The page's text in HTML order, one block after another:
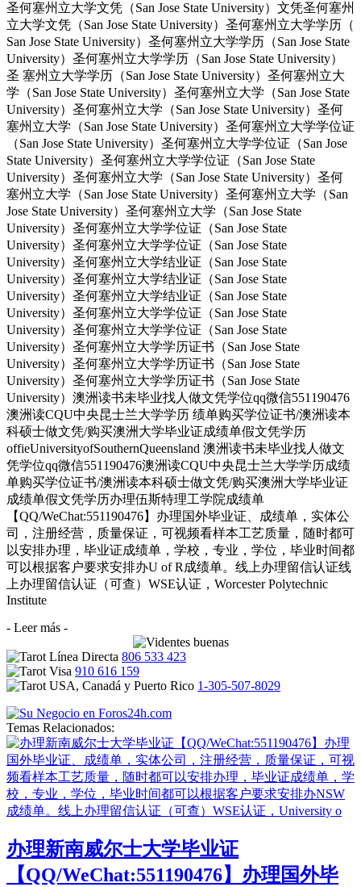
圣何塞州立大学文凭（San Jose State University）文凭圣何塞州
立大学文凭（San Jose State University）圣何塞州立大学学历（
San Jose State University）圣何塞州立大学学历（San Jose State
University）圣何塞州立大学学历（San Jose State University）
圣 塞州立大学学历（San Jose State University）圣何塞州立大
学（San Jose State University）圣何塞州立大学（San Jose State
University）圣何塞州立大学（San Jose State University）圣何
塞州立大学（San Jose State University）圣何塞州立大学学位证
（San Jose State University）圣何塞州立大学学位证（San Jose
State University）圣何塞州立大学学位证（San Jose State
University）圣何塞州立大学（San Jose State University）圣何
塞州立大学（San Jose State University）圣何塞州立大学（San
Jose State University）圣何塞州立大学（San Jose State
University）圣何塞州立大学学位证（San Jose State
University）圣何塞州立大学学位证（San Jose State
University）圣何塞州立大学结业证（San Jose State
University）圣何塞州立大学结业证（San Jose State
University）圣何塞州立大学结业证（San Jose State
University）圣何塞州立大学学位证（San Jose State
University）圣何塞州立大学学位证（San Jose State
University）圣何塞州立大学学历证书（San Jose State
University）圣何塞州立大学学历证书（San Jose State
University）圣何塞州立大学学历证书（San Jose State
University）澳洲读书未毕业找人做文凭学位qq微信551190476
澳洲读CQU中央昆士兰大学学历 绩单购买学位证书/澳洲读本
科硕士做文凭/购买澳洲大学毕业证成绩单假文凭学历
offieUniversityofSouthernQueensland 澳洲读书未毕业找人做文
凭学位qq微信551190476澳洲读CQU中央昆士兰大学学历成绩
单购买学位证书/澳洲读本科硕士做文凭/购买澳洲大学毕业证
成绩单假文凭学历办理伍斯特理工学院成绩单
【QQ/WeChat:551190476】办理国外毕业证、成绩单，实体公
司，注册经营，质量保证，可视频看样本工艺质量，随时都可
以安排办理，毕业证成绩单，学校，专业，学位，毕业时间都
可以根据客户要求安排办U of R成绩单。线上办理留信认证线
上办理留信认证（可查）WSE认证，Worcester Polytechnic
Institute
- Leer más -
806 533 423
910 616 159
1-305-507-8029
Temas Relacionados:
办理新南威尔士大学毕业证
【QQ/WeChat:551190476】办理国外毕